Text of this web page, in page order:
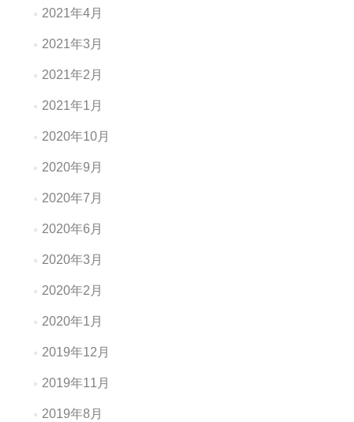
2021年4月
2021年3月
2021年2月
2021年1月
2020年10月
2020年9月
2020年7月
2020年6月
2020年3月
2020年2月
2020年1月
2019年12月
2019年11月
2019年8月